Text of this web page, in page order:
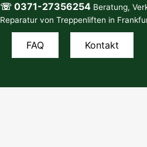
Zum
Inhalt
springen
☏ 0371-27356254 Beratung,
Reparatur von Treppenliften in
FAQ Kontakt